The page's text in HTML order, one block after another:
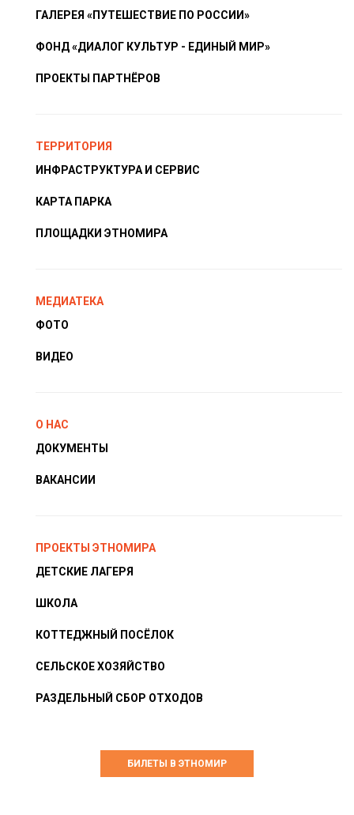
ГАЛЕРЕЯ «ПУТЕШЕСТВИЕ ПО РОССИИ»
ФОНД «ДИАЛОГ КУЛЬТУР - ЕДИНЫЙ МИР»
ПРОЕКТЫ ПАРТНЁРОВ
ТЕРРИТОРИЯ
ИНФРАСТРУКТУРА И СЕРВИС
КАРТА ПАРКА
ПЛОЩАДКИ ЭТНОМИРА
МЕДИАТЕКА
ФОТО
ВИДЕО
О НАС
ДОКУМЕНТЫ
ВАКАНСИИ
ПРОЕКТЫ ЭТНОМИРА
ДЕТСКИЕ ЛАГЕРЯ
ШКОЛА
КОТТЕДЖНЫЙ ПОСЁЛОК
СЕЛЬСКОЕ ХОЗЯЙСТВО
РАЗДЕЛЬНЫЙ СБОР ОТХОДОВ
БИЛЕТЫ В ЭТНОМИР